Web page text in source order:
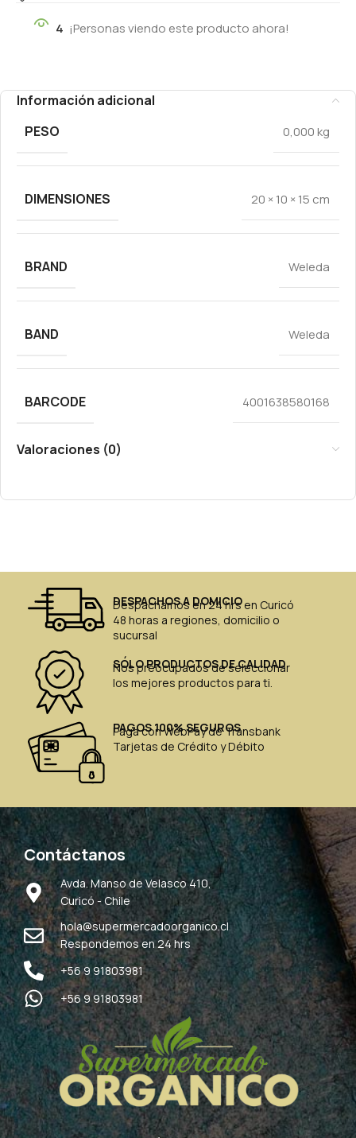
4 ¡Personas viendo este producto ahora!
Información adicional
PESO
0,000 kg
DIMENSIONES 20 × 10 × 15 cm
BRAND Weleda
BAND Weleda
BARCODE 4001638580168
Valoraciones (0)
DESPACHOS A DOMICIO
Despachamos en 24 hrs en Curicó
48 horas a regiones, domicilio o
sucursal
SÓLO PRODUCTOS DE CALIDAD
Nos preocupados de seleccionar
los mejores productos para ti.
PAGOS 100% SEGUROS
Paga con WebPay de Transbank
Tarjetas de Crédito y Débito
Contáctanos
Avda. Manso de Velasco 410,
Curicó - Chile
hola@supermercadoorganico.cl
Respondemos en 24 hrs
+56 9 91803981
+56 9 91803981